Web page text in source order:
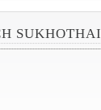
SUKHOTHAI